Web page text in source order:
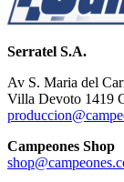
Serratel S.A.
Av S. Maria del
Villa Devoto 1419
Campeones Shop